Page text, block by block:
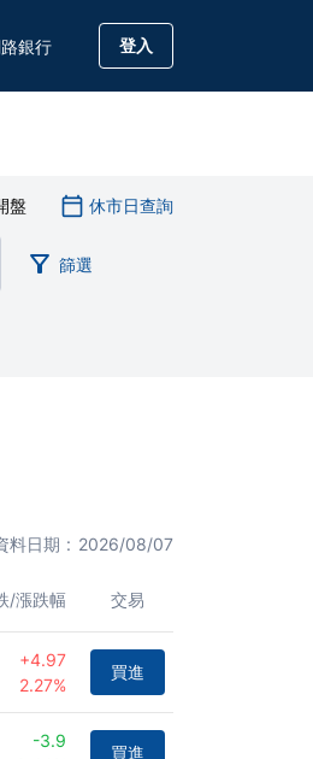
銀行 登入
盤 休市日查詢
篩選
料日期 2026/08/07
/漲跌幅 交易
+4.97
2.27%
買進
-3.9
買進